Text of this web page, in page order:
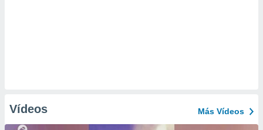
Vídeos Más Vídeos